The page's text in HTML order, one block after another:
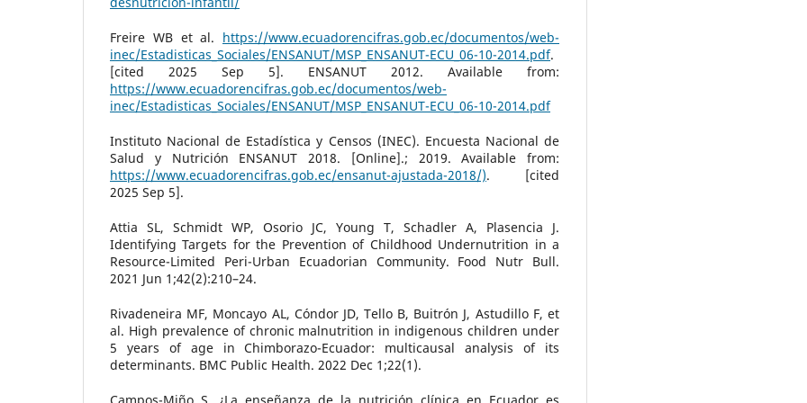
Freire WB et al. https://www.ecuadorencifras.gob.ec/documentos/web-
inec/Estadisticas_Sociales/ENSANUT/MSP_ENSANUT-ECU_06-10-2014.pdf.
[cited 2025 Sep 5]. ENSANUT 2012. Available from:
https://www.ecuadorencifras.gob.ec/documentos/web-
inec/Estadisticas_Sociales/ENSANUT/MSP_ENSANUT-ECU_06-10-2014.pdf
Instituto Nacional de Estadística y Censos (INEC). Encuesta Nacional de
Salud y Nutrición ENSANUT 2018. [Online].; 2019. Available from:
https://www.ecuadorencifras.gob.ec/ensanut-ajustada-2018/). [cited
2025 Sep 5].
Attia SL, Schmidt WP, Osorio JC, Young T, Schadler A, Plasencia J.
Identifying Targets for the Prevention of Childhood Undernutrition in a
Resource-Limited Peri-Urban Ecuadorian Community. Food Nutr Bull.
2021 Jun 1;42(2):210–24.
Rivadeneira MF, Moncayo AL, Cóndor JD, Tello B, Buitrón J, Astudillo F, et
al. High prevalence of chronic malnutrition in indigenous children under
5 years of age in Chimborazo-Ecuador: multicausal analysis of its
determinants. BMC Public Health. 2022 Dec 1;22(1).
Campos-Miño S. ¿La enseñanza de la nutrición clínica en Ecuador es